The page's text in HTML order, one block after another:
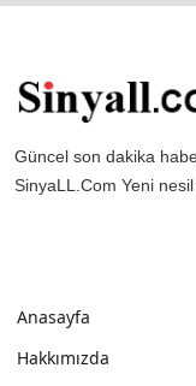
Güncel son dakika
SinyaLL.Com Yeni
Anasayfa
Hakkımızda